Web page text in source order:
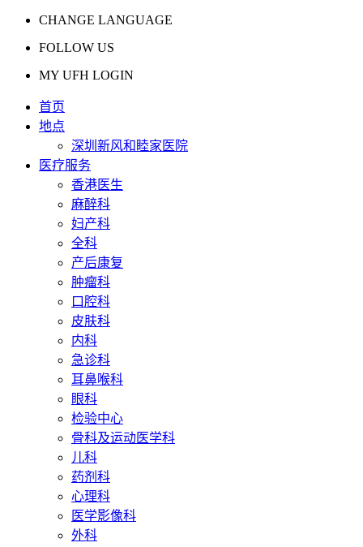
CHANGE LANGUAGE
FOLLOW US
MY UFH LOGIN
首页
地点
深圳新风和睦家医院
医疗服务
香港医生
麻醉科
妇产科
全科
产后康复
肿瘤科
口腔科
皮肤科
内科
急诊科
耳鼻喉科
眼科
检验中心
骨科及运动医学科
儿科
药剂科
心理科
医学影像科
外科